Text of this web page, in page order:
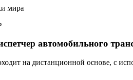
мира
автомобильного
на дистанционной основе, с